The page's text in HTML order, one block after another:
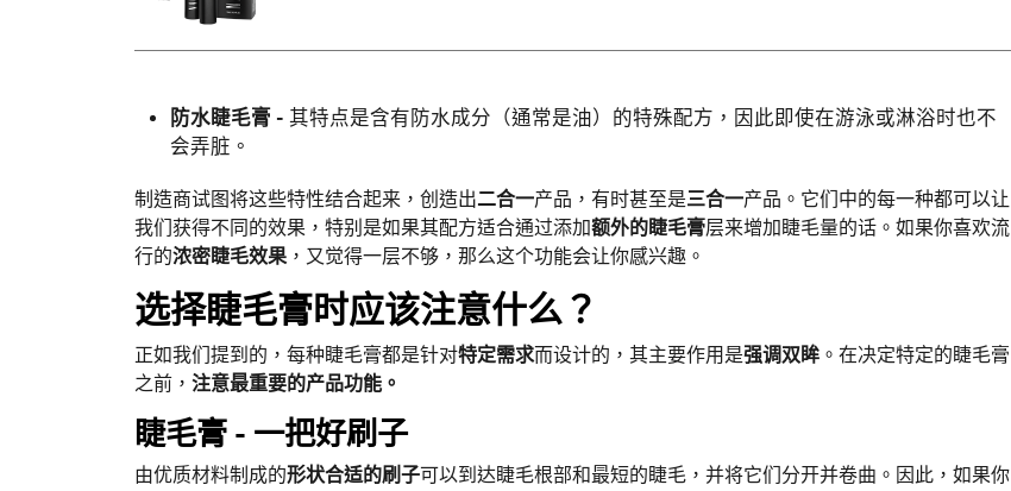
防水睫毛膏 - 其特点是含有防水成分（通常是油）的特殊配方，因此即使在游泳或淋浴时也不
会弄脏。
制造商试图将这些特性结合起来，创造出二合一产品，有时甚至是三合一产品。它们中的每一种都可以让
我们获得不同的效果，特别是如果其配方适合通过添加额外的睫毛膏层来增加睫毛量的话。如果你喜欢流
行的浓密睫毛效果 ，又觉得一层不够，那么这个功能会让你感兴趣。
选择睫毛膏时应该注意什么？
正如我们提到的，每种睫毛膏都是针对特定需求而设计的，其主要作用是强调双眸 。在决定特定的睫毛膏
之前，注意最重要的产品功能。
睫毛膏 - 一把好刷子
由优质材料制成的形状合适的刷子可以到达睫毛根部和最短的睫毛，并将它们分开并卷曲。因此，如果你